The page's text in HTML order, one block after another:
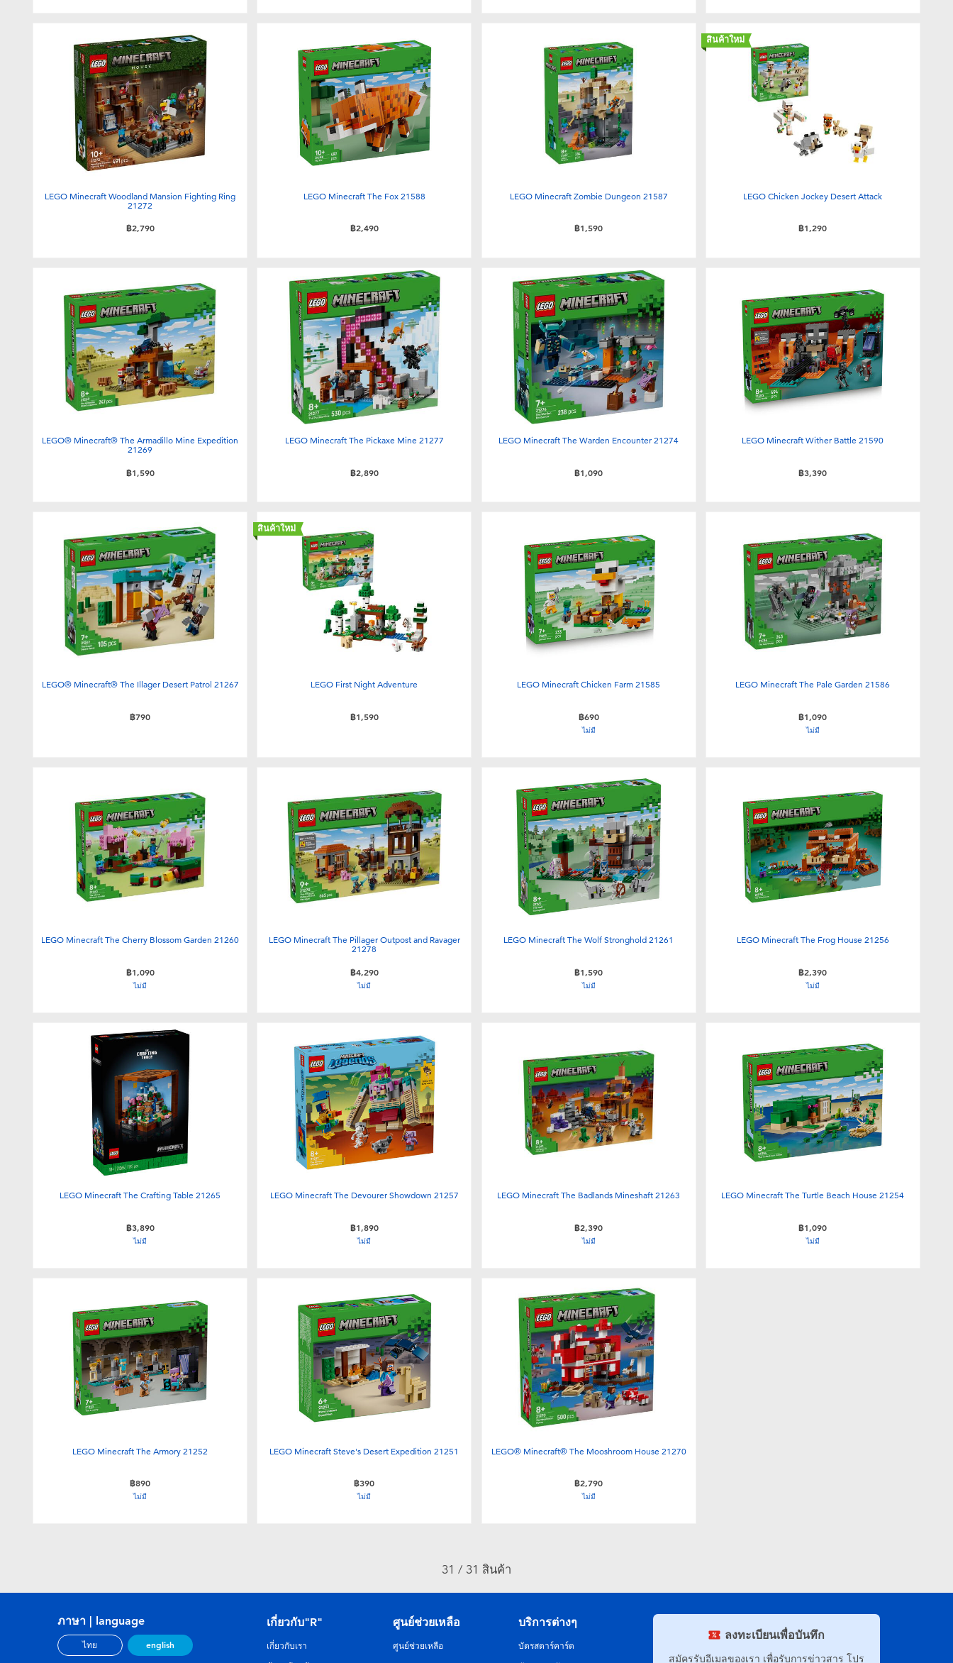
LEGO Minecraft Woodland Mansion Fighting Ring
21272
฿2,790
LEGO Minecraft The Fox 21588
฿2,490
LEGO Minecraft Zombie Dungeon 21587
฿1,590
สินค้าใหม่
LEGO Chicken Jockey Desert Attack
฿1,290
LEGO® Minecraft® The Armadillo Mine Expedition
21269
฿1,590
LEGO Minecraft The Pickaxe Mine 21277
฿2,890
LEGO Minecraft The Warden Encounter 21274
฿1,090
LEGO Minecraft Wither Battle 21590
฿3,390
LEGO® Minecraft® The Illager Desert Patrol 21267
฿790
สินค้าใหม่
LEGO First Night Adventure
฿1,590
LEGO Minecraft Chicken Farm 21585
฿690
ไม่มี
LEGO Minecraft The Pale Garden 21586
฿1,090
ไม่มี
LEGO Minecraft The Cherry Blossom Garden 21260
฿1,090
ไม่มี
LEGO Minecraft The Pillager Outpost and Ravager
21278
฿4,290
ไม่มี
LEGO Minecraft The Wolf Stronghold 21261
฿1,590
ไม่มี
LEGO Minecraft The Frog House 21256
฿2,390
ไม่มี
LEGO Minecraft The Crafting Table 21265
฿3,890
ไม่มี
LEGO Minecraft The Devourer Showdown 21257
฿1,890
ไม่มี
LEGO Minecraft The Badlands Mineshaft 21263
฿2,390
ไม่มี
LEGO Minecraft The Turtle Beach House 21254
฿1,090
ไม่มี
LEGO Minecraft The Armory 21252
฿890
ไม่มี
LEGO Minecraft Steve's Desert Expedition 21251
฿390
ไม่มี
LEGO® Minecraft® The Mooshroom House 21270
฿2,790
ไม่มี
31 / 31 สินค้า
ลงทะเบียนเพื่อบันทึก
สมัครรับอีเมลของเรา เพื่อรับการข่าวสาร โปร
ภาษา | language
ไทย english
เกี่ยวกับ"R"
เกี่ยวกับเรา
ศูนย์ช่วยเหลือ
ศูนย์ช่วยเหลือ
บริการต่างๆ
บัตรสตาร์คาร์ด